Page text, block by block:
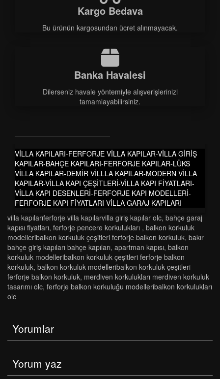
Kargo Bedava
Bu ürünün kargosundan ücret alınmayacak.
Banka Havalesi
Dilerseniz havale yöntemiyle alışverişlerinizi
tamamlayabilirsiniz.
VİLLA KAPILARI-FERFORJE VİLLA KAPILAR-VİLLA GİRİŞ
KAPILAR-BAHÇE KAPILARI-FERFORJE KAPILAR-LÜKS
VİLLA KAPILAR-DEMİR VİLLLA KAPILAR-MODERN VİLLA
KAPILAR-VİLLA KAPI ÇEŞİTLERİ-VİLLA KAPI FİYATLARI-
VİLLA KAPI DESENLERİ-FERFORJE KAPI MODELLERİ-
FERFORJE KAPI FİYATLARI-VİLLA GARAJ KAPILARI
vi̇lla kapilariferforje vi̇lla kapilarvi̇lla gi̇ri̇ş kapilar olc, bahçe garaj
kapısı fiyatları, ferforje pencere korkulukları , balkon korkuluk
modelleri̇balkon korkuluk çeşi̇tleri̇ ferforje balkon korkuluk, bakir
bahçe gi̇ri̇ş kapilari bahçe kapilari, apartman kapisi, balkon
korkuluk modelleri̇balkon korkuluk çeşi̇tleri̇ ferforje balkon
korkuluk, balkon korkuluk modelleri̇balkon korkuluk çeşi̇tleri̇
ferforje balkon korkuluk, merdi̇ven korkuluklari merdi̇ven korkuluk
tasarimi olc, ferforje balkon korkuluğu modelleri̇balkon korkuluklari
olc
Yorumlar
Yorum yaz